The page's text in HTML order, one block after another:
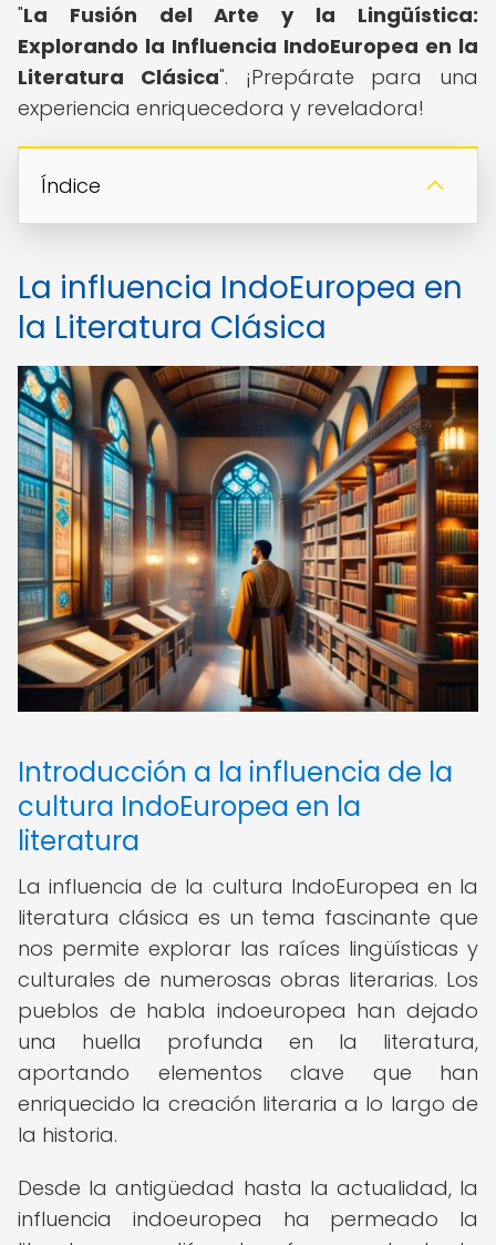
"La Fusión del Arte y la Lingüística:
Explorando la Influencia IndoEuropea en la
Literatura Clásica". ¡Prepárate para una
experiencia enriquecedora y reveladora!
Índice
La influencia IndoEuropea en
la Literatura Clásica
Introducción a la influencia de la
cultura IndoEuropea en la
literatura
La influencia de la cultura IndoEuropea en la
literatura clásica es un tema fascinante que
nos permite explorar las raíces lingüísticas y
culturales de numerosas obras literarias. Los
pueblos de habla indoeuropea han dejado
una huella profunda en la literatura,
aportando elementos clave que han
enriquecido la creación literaria a lo largo de
la historia.
Desde la antigüedad hasta la actualidad, la
influencia indoeuropea ha permeado la